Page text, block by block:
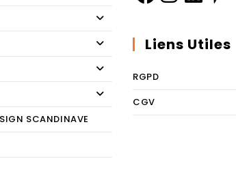
SCANDINAVE
Liens Utiles
RGPD
CGV